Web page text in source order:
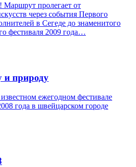
пролегает от
через события Первого
в Сегеде до знаменитого
фестиваля 2009 года…
и природу
ежегодном фестивале
года в швейцарском городе